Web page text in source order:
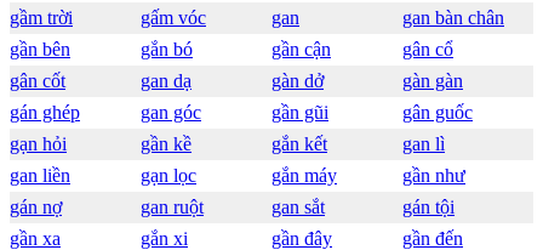
gầm trời
gấm vóc gan
gan bàn chân
gần bên
gắn bó gần cận
gân cổ
gân cốt
gan dạ gàn dở
gàn gàn
gán ghép
gan góc gần gũi
gân guốc
gạn hỏi
gần kề gắn kết
gan lì
gan liền
gạn lọc gắn máy
gần như
gán nợ
gan ruột gan sắt
gán tội
gần xa
gắn xi gần đây
gần đến